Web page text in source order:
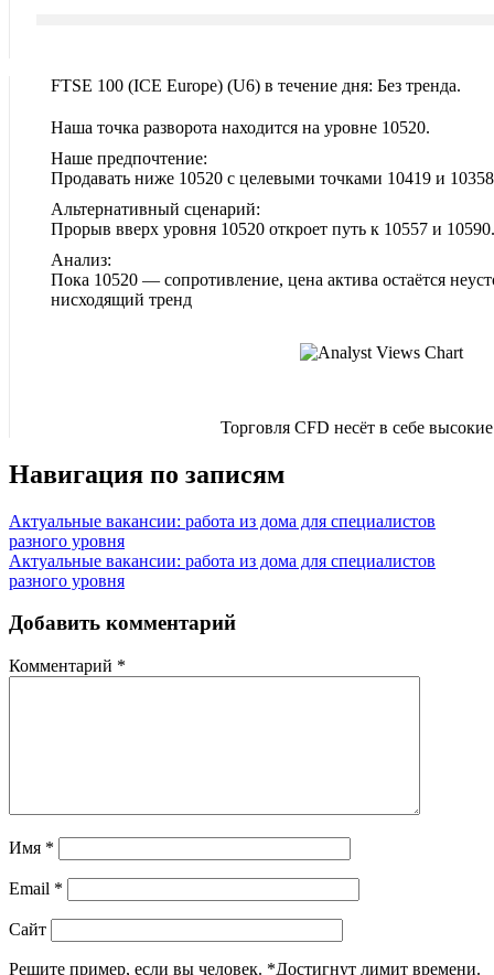
FTSE 100 (ICE Europe)‎ (U6)‎ в течение дня: Без тренда.
Наша точка разворота находится на уровне 10520.
Наше предпочтение:
Продавать ниже 10520 с целевыми точками 10419 и
Альтернативный сценарий:
Прорыв вверх уровня 10520 откроет путь к 10557 и 10590.
Анализ:
Пока 10520 — сопротивление, цена актива остаётся
нисходящий тренд
Торговля CFD несёт в себе
Навигация по записям
Актуальные вакансии: работа из дома для специалистов
разного уровня
Актуальные вакансии: работа из дома для специалистов
разного уровня
Добавить комментарий
Комментарий *
Имя *
Email *
Сайт
Решите пример, если вы человек. *Достигнут лимит времени.